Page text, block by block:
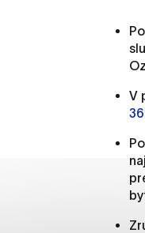
V